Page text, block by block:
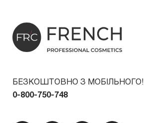
БЕЗКОШТОВНО З МОБІЛЬНОГО!
0-800-750-748